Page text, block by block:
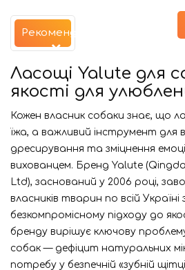
Рекомендуємо
Ласощі Yalute для
якості для
Кожен власник собаки знає, що
їжа, а важливий інструмент для
дресирування та зміцнення
вихованцем. Бренд Yalute
Ltd), заснований у 2006 році,
власників тварин по всій Україні
безкомпромісному підходу до
бренду вирішує ключову
собак — дефіцит натуральних
потребу у безпечній «зубній